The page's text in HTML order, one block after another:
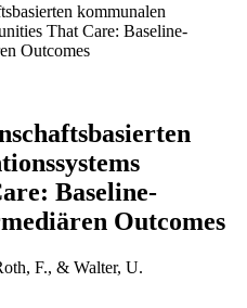
kommunalen
That Care: Baseline-
Outcomes
Baseline-
Outcomes
F., & Walter, U.